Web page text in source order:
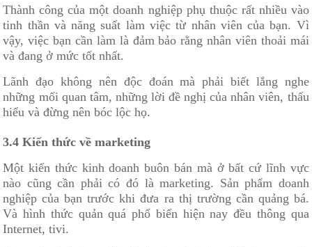
Thành công của một doanh nghiệp phụ thuộc rất nhiều vào
tinh thần và năng suất làm việc từ nhân viên của bạn. Vì
vậy, việc bạn cần làm là đảm bảo rằng nhân viên thoải mái
và đang ở mức tốt nhất.
Lãnh đạo không nên độc đoán mà phải biết lắng nghe
những mối quan tâm, những lời đề nghị của nhân viên, thấu
hiểu và đừng nên bóc lộc họ.
3.4 Kiến thức về marketing
Một kiến thức kinh doanh buôn bán mà ở bất cứ lĩnh vực
nào cũng cần phải có đó là marketing. Sản phẩm doanh
nghiệp của bạn trước khi đưa ra thị trường cần quảng bá.
Và hình thức quản quá phổ biến hiện nay đều thông qua
Internet, tivi.